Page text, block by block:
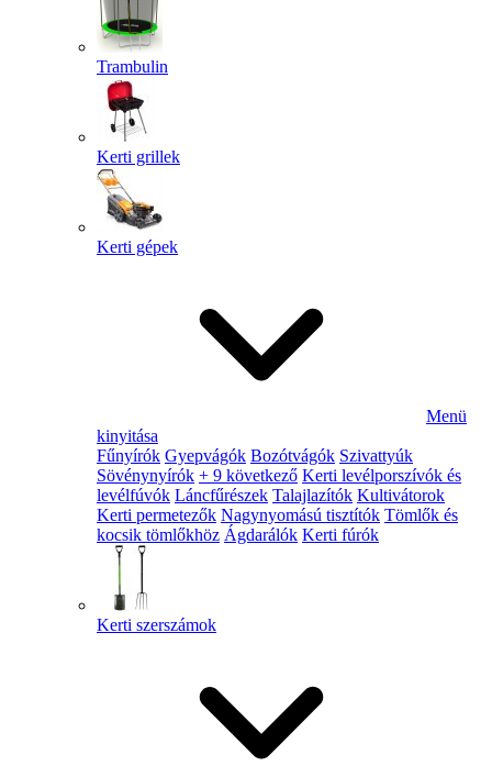
Trambulin
Kerti grillek
Kerti gépek
Menü
kinyitása
Fűnyírók Gyepvágók Bozótvágók Szivattyúk
Sövénynyírók + 9 következő Kerti levélporszívók és
levélfúvók Láncfűrészek Talajlazítók Kultivátorok
Kerti permetezők Nagynyomású tisztítók Tömlők és
kocsik tömlőkhöz Ágdarálók Kerti fúrók
Kerti szerszámok